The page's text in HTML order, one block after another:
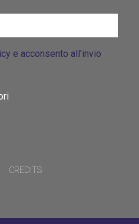
e acconsento all’invio
CREDITS